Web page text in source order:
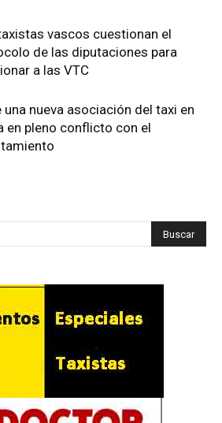
vascos cuestionan el
de las diputaciones para
a las VTC
una nueva asociación del taxi en
en pleno conflicto con el